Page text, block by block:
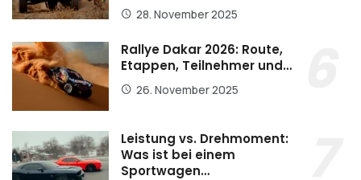
28. November 2025
Rallye Dakar 2026: Route,
Etappen, Teilnehmer und…
26. November 2025
Leistung vs. Drehmoment:
Was ist bei einem
Sportwagen…